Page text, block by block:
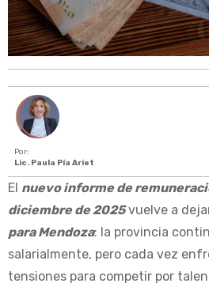
Por:
Lic. Paula Pía Ariet
El nuevo informe de
diciembre de 2025vuelve a
para Mendoza: la provincia
salarialmente, pero cada vez
tensiones para competir por